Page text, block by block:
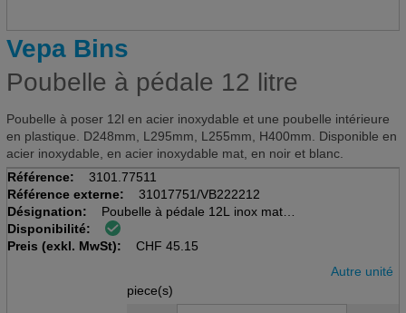
Vepa Bins
Poubelle à pédale 12 litre
Poubelle à poser 12l en acier inoxydable et une poubelle intérieure
en plastique. D248mm, L295mm, L255mm, H400mm. Disponible en
acier inoxydable, en acier inoxydable mat, en noir et blanc.
Référence:
3101.77511
Référence externe:
31017751/VB222212
Désignation:
Poubelle à pédale 12L inox mat
D248mm, B295mm, L255mm, H400mm
avec seau intérieur
Disponibilité:
Preis (exkl. MwSt):
CHF 45.15
Autre unité
piece(s)